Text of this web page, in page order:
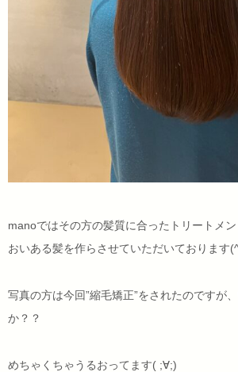
manoではその方の髪質に合ったトリートメ
おいある髪を作らさせていただいております
写真の方は今回”縮毛矯正”をされたのですが
か？？
めちゃくちゃうるおってます( ;∀;)